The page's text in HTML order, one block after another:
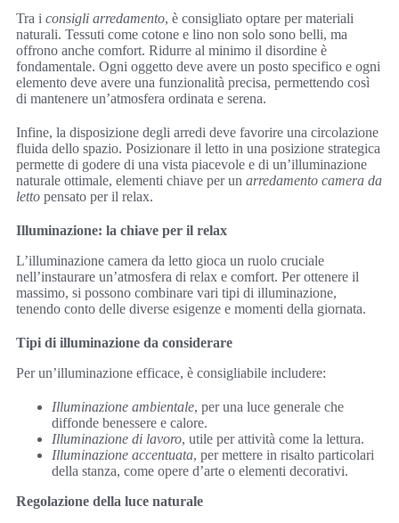
Tra i consigli arredamento, è consigliato optare per materiali
naturali. Tessuti come cotone e lino non solo sono belli, ma
offrono anche comfort. Ridurre al minimo il disordine è
fondamentale. Ogni oggetto deve avere un posto specifico e ogni
elemento deve avere una funzionalità precisa, permettendo così
di mantenere un’atmosfera ordinata e serena.
Infine, la disposizione degli arredi deve favorire una circolazione
fluida dello spazio. Posizionare il letto in una posizione strategica
permette di godere di una vista piacevole e di un’illuminazione
naturale ottimale, elementi chiave per un arredamento camera da
letto pensato per il relax.
Illuminazione: la chiave per il relax
L’illuminazione camera da letto gioca un ruolo cruciale
nell’instaurare un’atmosfera di relax e comfort. Per ottenere il
massimo, si possono combinare vari tipi di illuminazione,
tenendo conto delle diverse esigenze e momenti della giornata.
Tipi di illuminazione da considerare
Per un’illuminazione efficace, è consigliabile includere:
Illuminazione ambientale, per una luce generale che
diffonde benessere e calore.
Illuminazione di lavoro, utile per attività come la lettura.
Illuminazione accentuata, per mettere in risalto particolari
della stanza, come opere d’arte o elementi decorativi.
Regolazione della luce naturale